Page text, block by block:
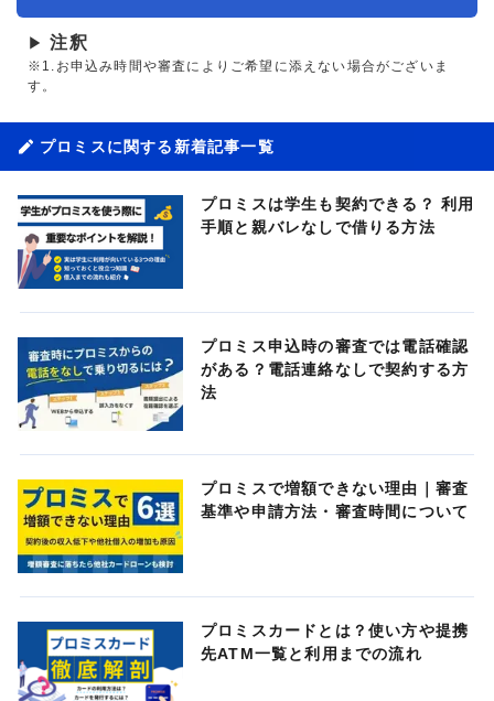
▶ 注釈
※1.お申込み時間や審査によりご希望に添えない場合がございま
す。
プロミスに関する新着記事一覧
プロミスは学生も契約できる？ 利用
手順と親バレなしで借りる方法
プロミス申込時の審査では電話確認
がある？電話連絡なしで契約する方
法
プロミスで増額できない理由｜審査
基準や申請方法・審査時間について
プロミスカードとは？使い方や提携
先ATM一覧と利用までの流れ